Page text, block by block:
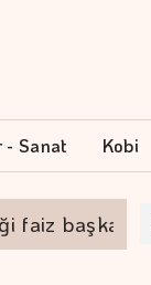
- Sanat Kobi
başka